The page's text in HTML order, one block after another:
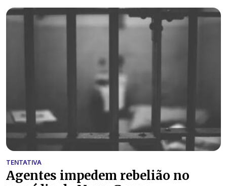
TENTATIVA
Agentes impedem rebelião no